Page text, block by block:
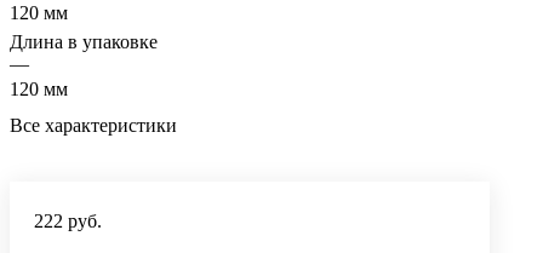
120 мм
Длина в упаковке
—
120 мм
Все характеристики
222 руб.